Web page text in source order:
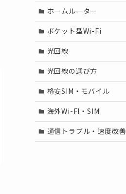
ホームルーター
ポケット型Wi-Fi
光回線
光回線の選び方
格安SIM・モバイル
海外Wi-FI・SIM
通信トラブル・速度改善